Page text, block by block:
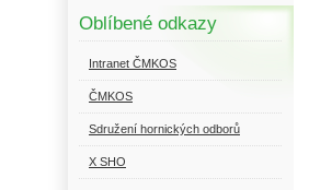
Oblíbené odkazy
Intranet ČMKOS
ČMKOS
Sdružení hornických odborů
X SHO